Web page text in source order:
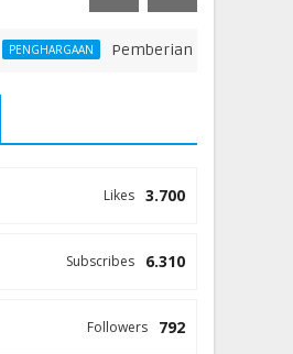
Pemberian Penghargaan
3.700
Likes
6.310
Subscribes
792
Followers